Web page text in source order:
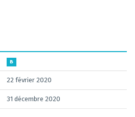
B
22 février 2020
31 décembre 2020